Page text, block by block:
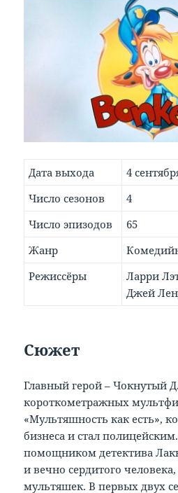
Дата выхода
4
Число сезонов
4
Число эпизодов
65
Жанр
Режиссёры
Ларри
Джей
Сюжет
Главный герой – Чокнутый
короткометражных
«Мультяшность как есть»,
бизнеса и стал
помощником детектива
и вечно сердитого
мультяшек. В первых двух